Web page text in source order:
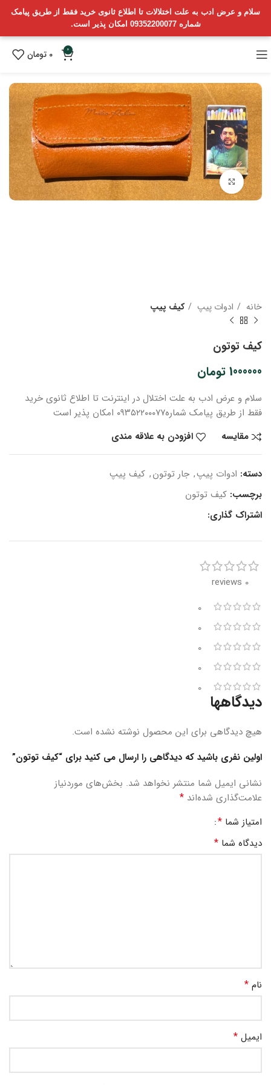
سلام و عرض ادب به علت اختلالات تا اطلاع ثانوی خرید فقط از طریق پیامک
شماره 09352200077 امکان پذیر است.
0
0 تومان
بزرگنمایی تصویر
خانه ادوات پیپ کیف پیپ
کیف توتون
1000000 تومان
سلام و عرض ادب به علت اختلال در اینترنت تا اطلاع ثانوی خرید
فقط از طریق پیامک شماره۰۹۳۵۲۲۰۰۰۷۷ امکان پذیر است
مقایسه
افزودن به علاقه مندی
دسته: ادوات پیپ, جار توتون, کیف پیپ
برچسب: کیف توتون
اشتراک گذاری:
0 reviews
0
0
0
0
0
دیدگاهها
هیچ دیدگاهی برای این محصول نوشته نشده است.
اولین نفری باشید که دیدگاهی را ارسال می کنید برای “کیف توتون”
نشانی ایمیل شما منتشر نخواهد شد. بخش‌های موردنیاز
علامت‌گذاری شده‌اند *
امتیاز شما *
دیدگاه شما *
نام *
ایمیل *